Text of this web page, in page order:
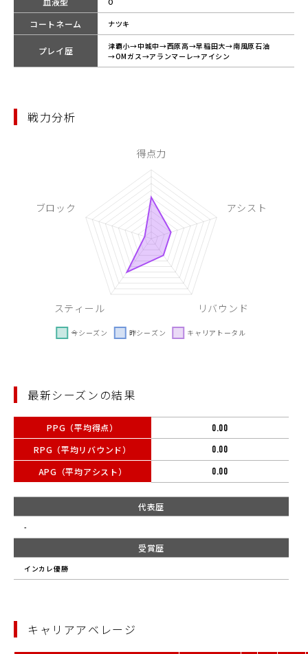
コートネーム ナツキ
プレイ歴
津覇小→中城中→西原高→早稲田大→南風原石油
→OMガス→アランマーレ→アイシン
戦力分析
最新シーズンの結果
PPG（平均得点）
RPG（平均リバウンド）
APG（平均アシスト）
0.00
0.00
0.00
代表歴
-
受賞歴
インカレ優勝
キャリアアベレージ